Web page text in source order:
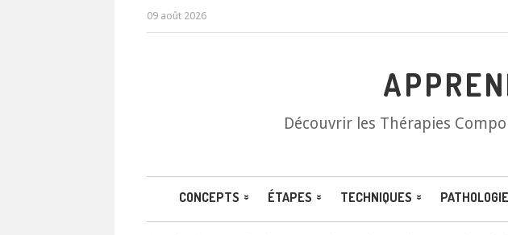
09 août 2026
Découvrir les Thérapies
CONCEPTS ÉTAPES TECHNIQUES